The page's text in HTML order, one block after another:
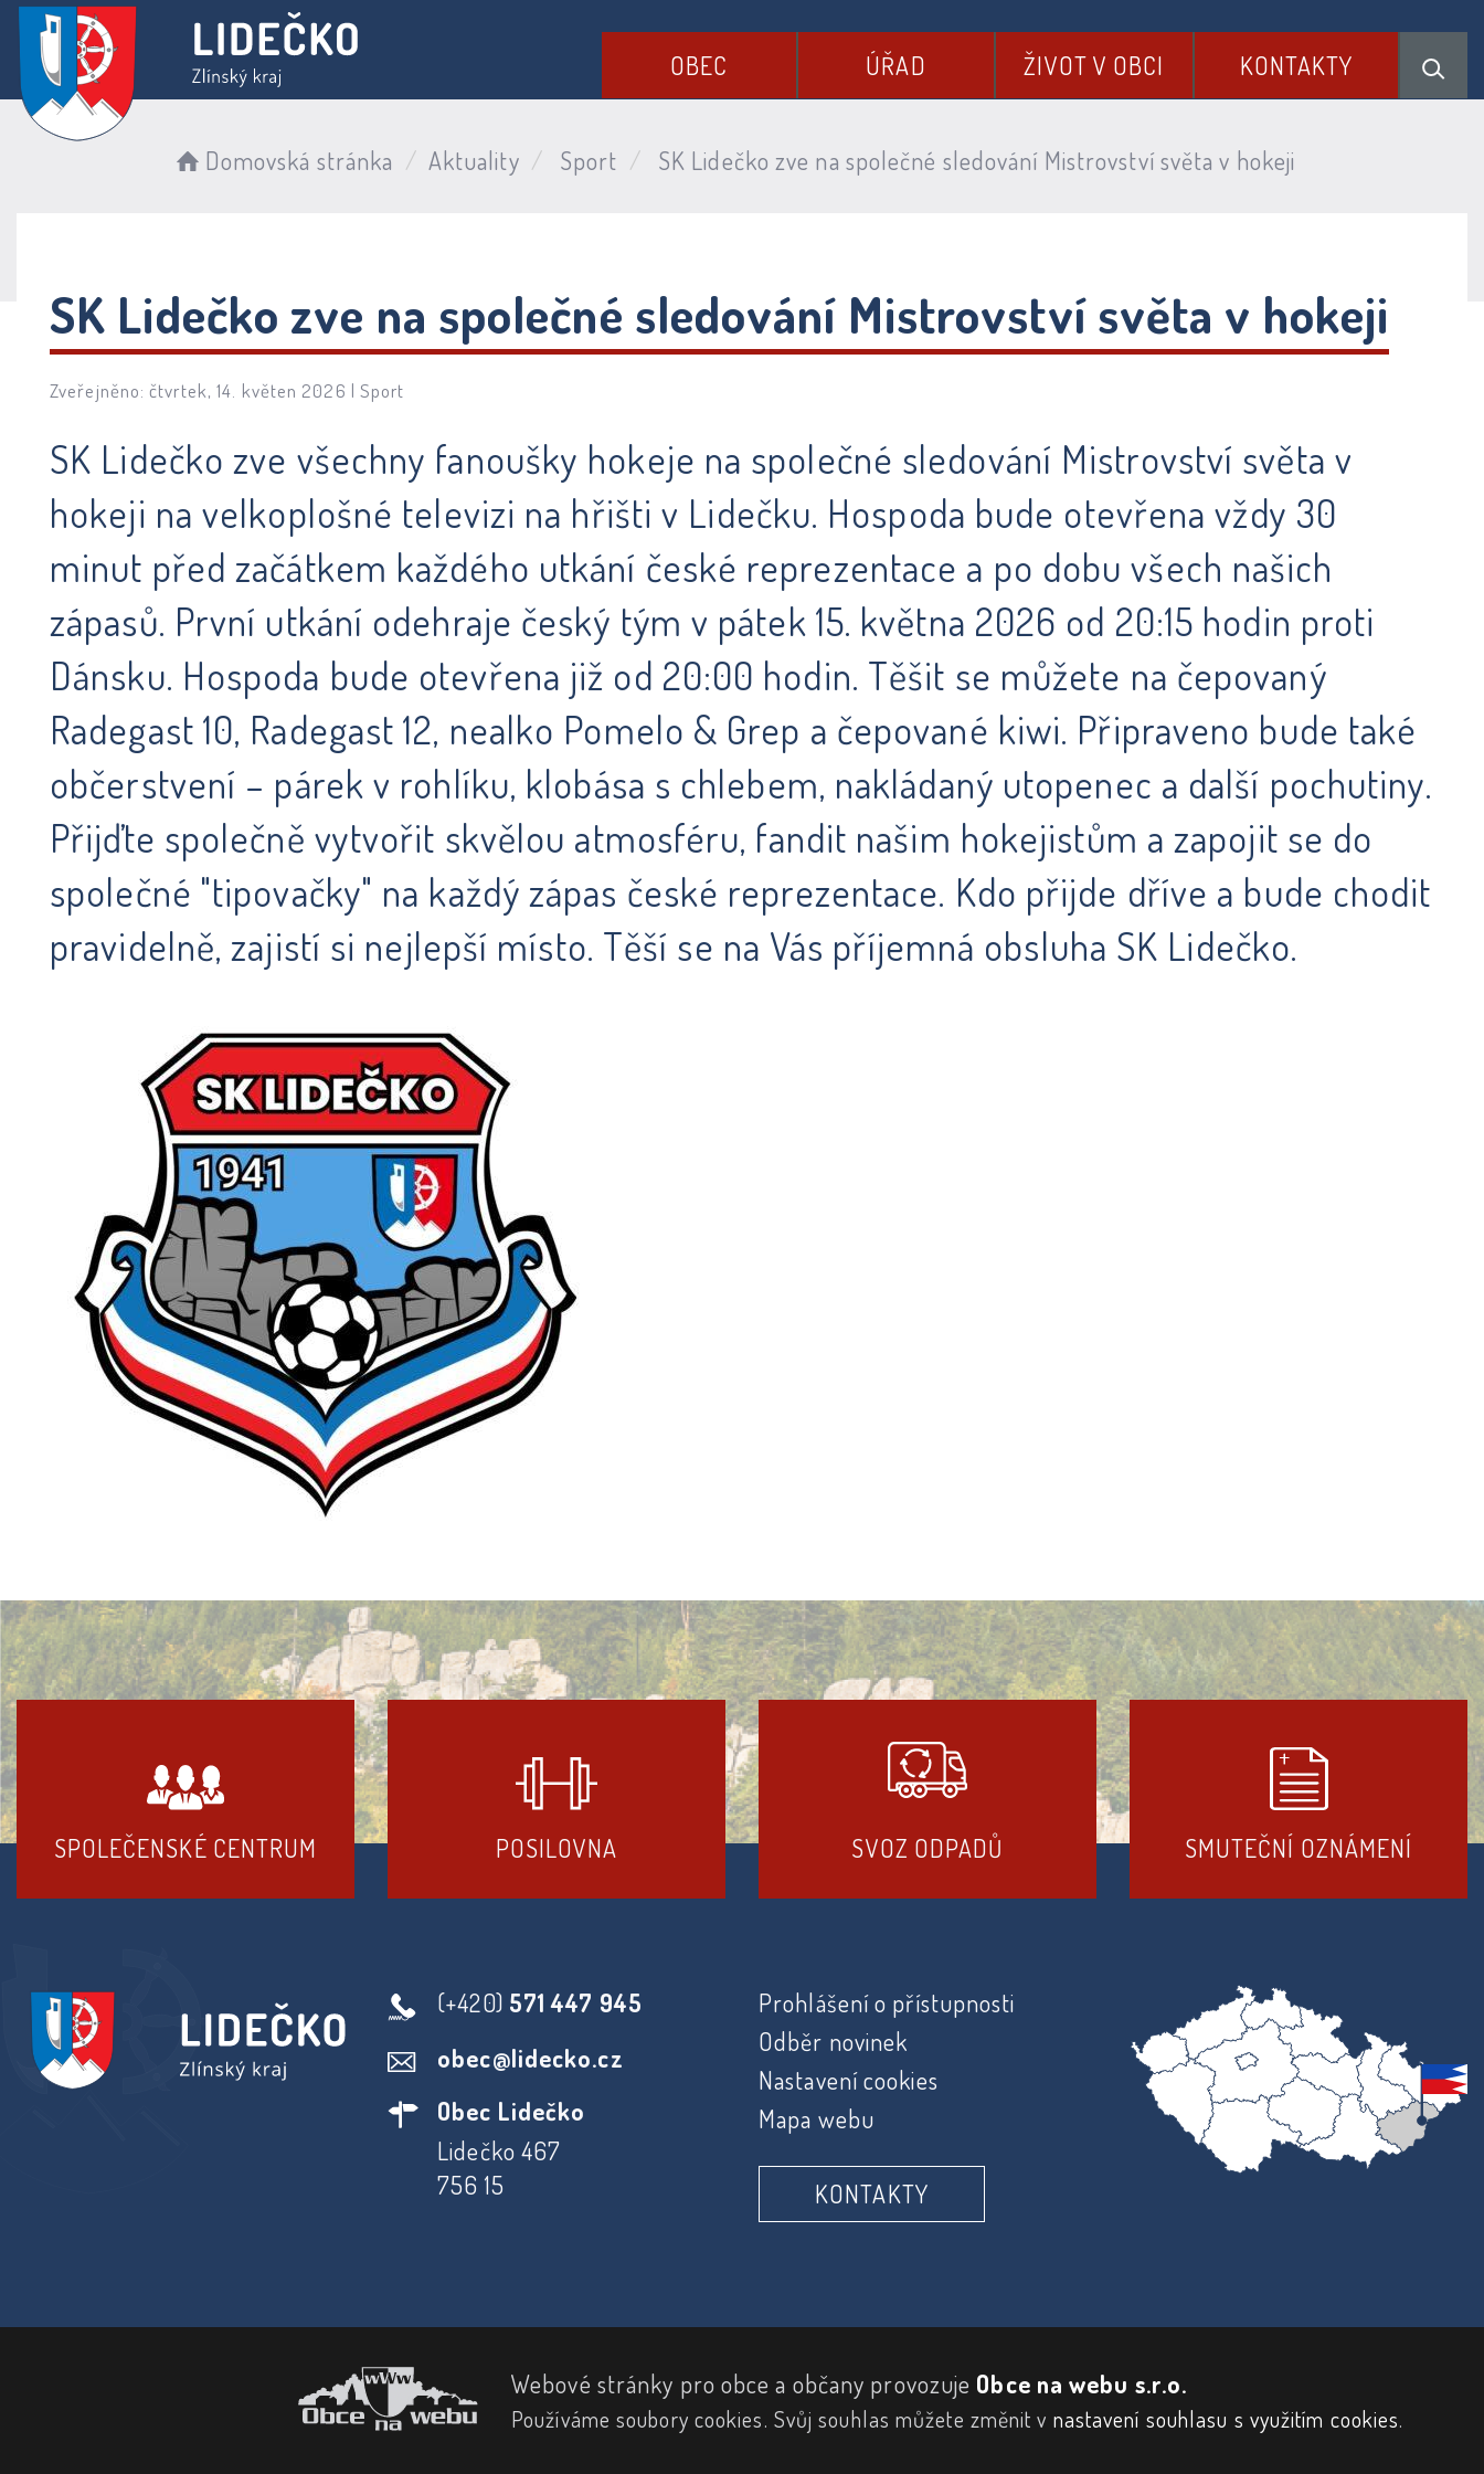
OBEC ÚŘAD ŽIVOT V OBCI KONTAKTY
Domovská stránka Aktuality Sport SK Lidečko zve na společné sledování Mistrovství světa v hokeji
SK Lidečko zve na společné sledování Mistrovství světa v hokeji
Zveřejněno: čtvrtek, 14. květen 2026 | Sport
SK Lidečko zve všechny fanoušky hokeje na společné sledování Mistrovství světa v
hokeji na velkoplošné televizi na hřišti v Lidečku. Hospoda bude otevřena vždy 30
minut před začátkem každého utkání české reprezentace a po dobu všech našich
zápasů. První utkání odehraje český tým v pátek 15. května 2026 od 20:15 hodin proti
Dánsku. Hospoda bude otevřena již od 20:00 hodin. Těšit se můžete na čepovaný
Radegast 10, Radegast 12, nealko Pomelo & Grep a čepované kiwi. Připraveno bude také
občerstvení – párek v rohlíku, klobása s chlebem, nakládaný utopenec a další pochutiny.
Přijďte společně vytvořit skvělou atmosféru, fandit našim hokejistům a zapojit se do
společné "tipovačky" na každý zápas české reprezentace. Kdo přijde dříve a bude chodit
pravidelně, zajistí si nejlepší místo. Těší se na Vás příjemná obsluha SK Lidečko.
SPOLEČENSKÉ CENTRUM POSILOVNA SVOZ ODPADŮ SMUTEČNÍ OZNÁMENÍ
(+420) 571 447 945
obec@lidecko.cz
Obec Lidečko
Lidečko 467
756 15
Prohlášení o přístupnosti
Odběr novinek
Nastavení cookies
Mapa webu
KONTAKTY
Webové stránky pro obce a občany provozuje Obce na webu s.r.o.
Používáme soubory cookies. Svůj souhlas můžete změnit v nastavení souhlasu s využitím cookies.